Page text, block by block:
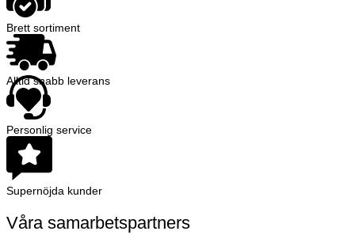
Brett sortiment
Alltid snabb leverans
Personlig service
Supernöjda kunder
Våra samarbetspartners